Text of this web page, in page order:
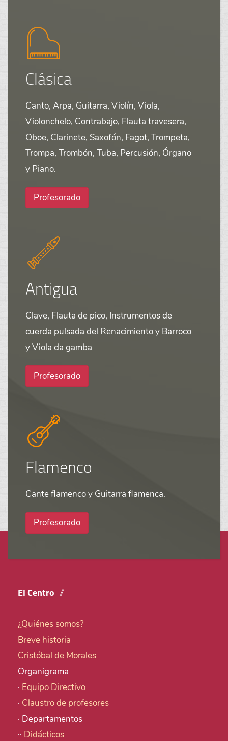
Clásica
Canto, Arpa, Guitarra, Violín, Viola,
Violonchelo, Contrabajo, Flauta travesera,
Oboe, Clarinete, Saxofón, Fagot, Trompeta,
Trompa, Trombón, Tuba, Percusión, Órgano
y Piano.
Profesorado
Antigua
Clave, Flauta de pico, Instrumentos de
cuerda pulsada del Renacimiento y Barroco
y Viola da gamba
Profesorado
Flamenco
Cante flamenco y Guitarra flamenca.
Profesorado
El Centro
¿Quiénes somos?
Breve historia
Cristóbal de Morales
Organigrama
· Equipo Directivo
· Claustro de profesores
· Departamentos
·· Didácticos